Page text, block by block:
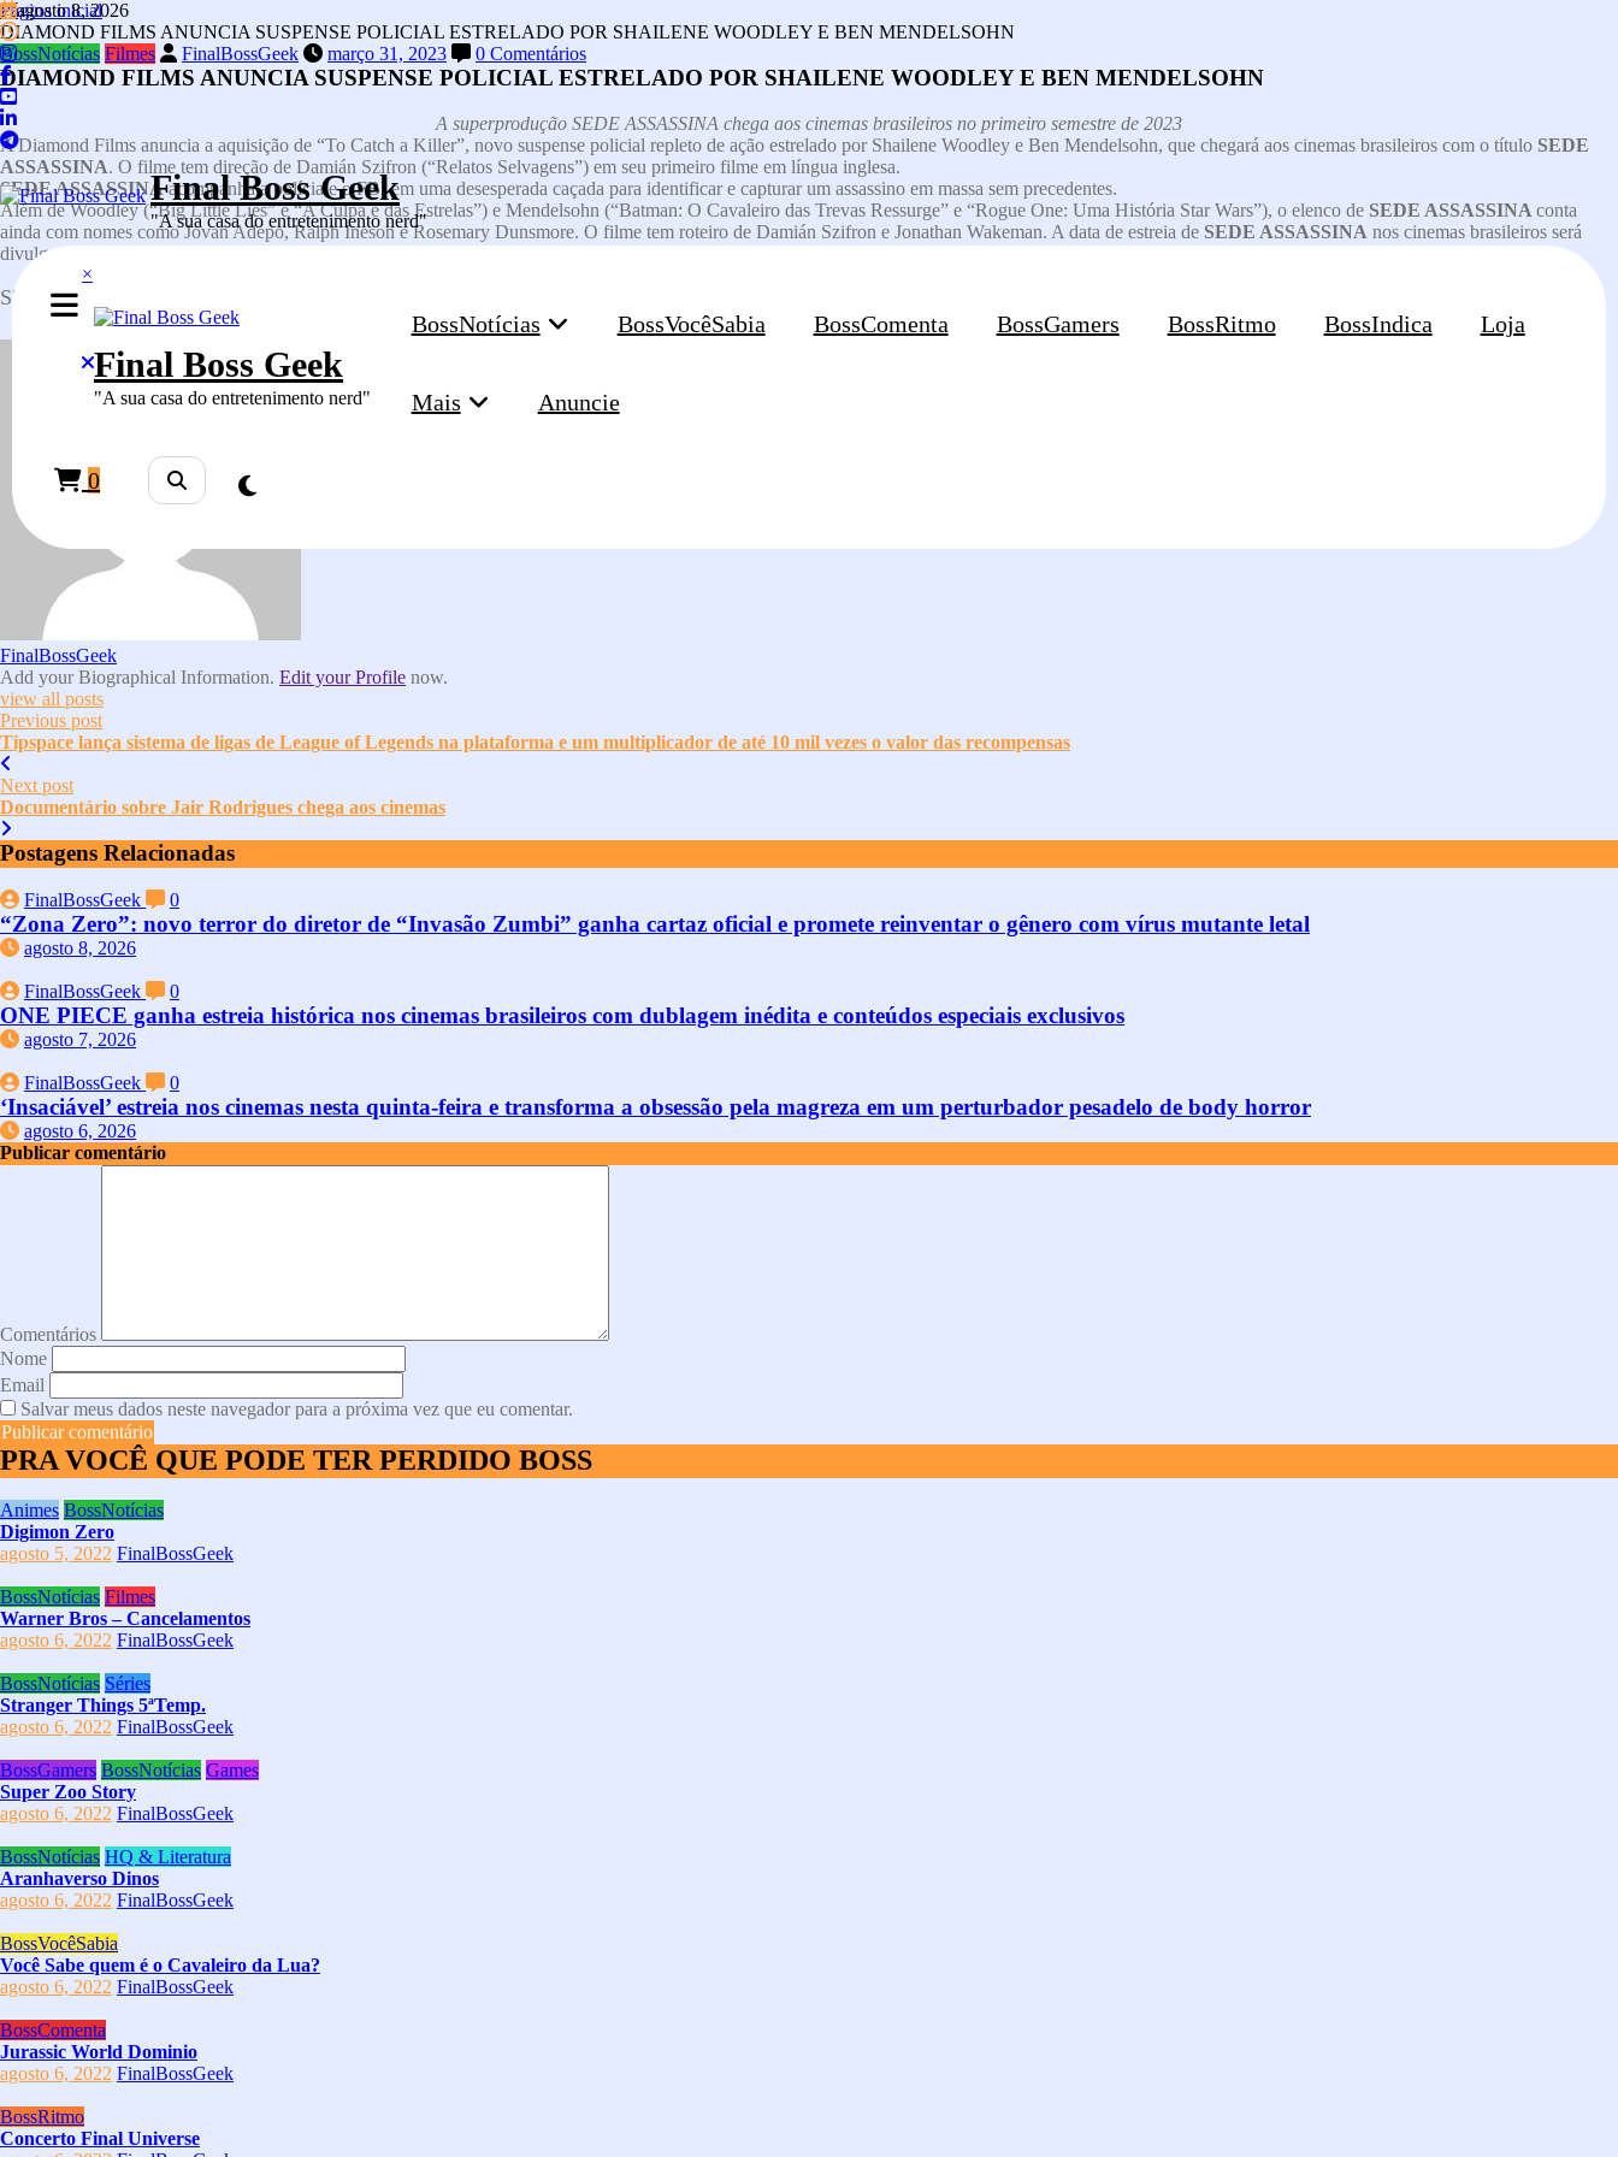
Pular
para
o
conteúdo
agosto 8, 2026
Final Boss Geek
"A sua casa do entretenimento nerd"
×
Final Boss Geek
"A sua casa do entretenimento nerd"
BossNotícias BossVocêSabia BossComenta BossGamers BossRitmo BossIndica Loja
Mais Anuncie
0
Página inicial
DIAMOND FILMS ANUNCIA SUSPENSE POLICIAL ESTRELADO POR SHAILENE WOODLEY E BEN MENDELSOHN
BossNotícias Filmes FinalBossGeek março 31, 2023 0 Comentários
DIAMOND FILMS ANUNCIA SUSPENSE POLICIAL ESTRELADO POR SHAILENE WOODLEY E BEN MENDELSOHN
A superprodução SEDE ASSASSINA chega aos cinemas brasileiros no primeiro semestre de 2023
A Diamond Films anuncia a aquisição de “To Catch a Killer”, novo suspense policial repleto de ação estrelado por Shailene Woodley e Ben Mendelsohn, que chegará aos cinemas brasileiros com o título SEDE
ASSASSINA. O filme tem direção de Damián Szifron (“Relatos Selvagens”) em seu primeiro filme em língua inglesa.
SEDE ASSASSINAacompanha a polícia e o FBI em uma desesperada caçada para identificar e capturar um assassino em massa sem precedentes.
Além de Woodley (“Big Little Lies” e “A Culpa é das Estrelas”) e Mendelsohn (“Batman: O Cavaleiro das Trevas Ressurge” e “Rogue One: Uma História Star Wars”), o elenco de SEDE ASSASSINA conta
ainda com nomes como Jovan Adepo, Ralph Ineson e Rosemary Dunsmore. O filme tem roteiro de Damián Szifron e Jonathan Wakeman. A data de estreia de SEDE ASSASSINA nos cinemas brasileiros será
divulgada em breve.
Share this content:
FinalBossGeek
Add your Biographical Information. Edit your Profile now.
view all posts
Previous post
Tipspace lança sistema de ligas de League of Legends na plataforma e um multiplicador de até 10 mil vezes o valor das recompensas
Next post
Documentário sobre Jair Rodrigues chega aos cinemas
Postagens Relacionadas
FinalBossGeek 0
“Zona Zero”: novo terror do diretor de “Invasão Zumbi” ganha cartaz oficial e promete reinventar o gênero com vírus mutante letal
agosto 8, 2026
FinalBossGeek 0
ONE PIECE ganha estreia histórica nos cinemas brasileiros com dublagem inédita e conteúdos especiais exclusivos
agosto 7, 2026
FinalBossGeek 0
‘Insaciável’ estreia nos cinemas nesta quinta-feira e transforma a obsessão pela magreza em um perturbador pesadelo de body horror
agosto 6, 2026
Publicar comentário
Comentários
Nome
Email
Salvar meus dados neste navegador para a próxima vez que eu comentar.
PRA VOCÊ QUE PODE TER PERDIDO BOSS
Animes BossNotícias
Digimon Zero
agosto 5, 2022 FinalBossGeek
BossNotícias Filmes
Warner Bros – Cancelamentos
agosto 6, 2022 FinalBossGeek
BossNotícias Séries
Stranger Things 5ªTemp.
agosto 6, 2022 FinalBossGeek
BossGamers BossNotícias Games
Super Zoo Story
agosto 6, 2022 FinalBossGeek
BossNotícias HQ & Literatura
Aranhaverso Dinos
agosto 6, 2022 FinalBossGeek
BossVocêSabia
Você Sabe quem é o Cavaleiro da Lua?
agosto 6, 2022 FinalBossGeek
BossComenta
Jurassic World Dominio
agosto 6, 2022 FinalBossGeek
BossRitmo
Concerto Final Universe